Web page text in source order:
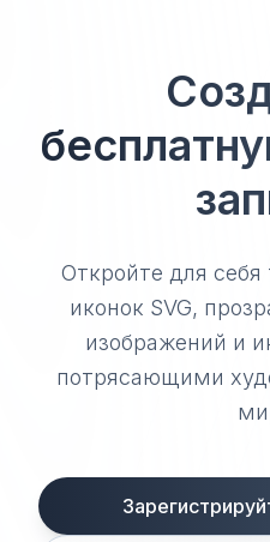
Откройте для
иконок SVG,
изображений и
потрясающими